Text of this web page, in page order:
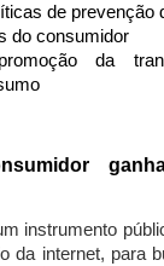
de prevenção
do consumidor
da
instrumento
da internet, para